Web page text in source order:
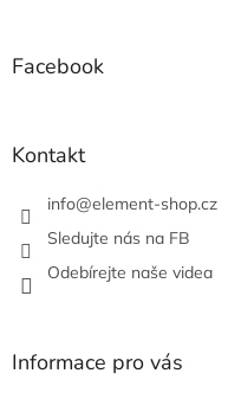
Facebook
Kontakt
info@element-shop.cz
Sledujte nás na FB
Odebírejte naše videa
Informace pro vás